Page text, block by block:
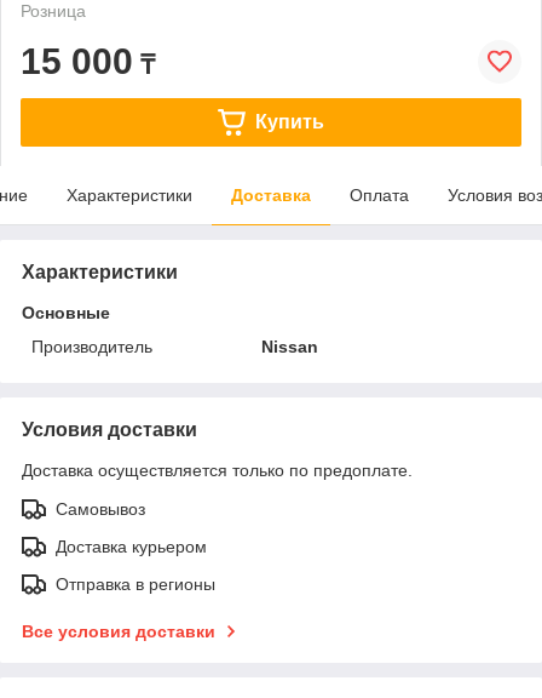
Розница
15 000 ₸
Купить
Характеристики Доставка Оплата Условия
Характеристики
Основные
Производитель
Nissan
Условия доставки
Доставка осуществляется только по предоплате.
Самовывоз
Доставка курьером
Отправка в регионы
Все условия доставки